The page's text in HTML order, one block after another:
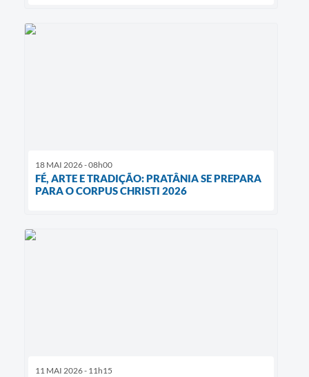
18 MAI 2026 - 08h00
FÉ, ARTE E TRADIÇÃO: PRATÂNIA SE PREPARA
PARA O CORPUS CHRISTI 2026
11 MAI 2026 - 11h15